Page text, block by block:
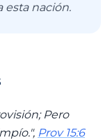
esta nación.
Pero
Prov 15:6